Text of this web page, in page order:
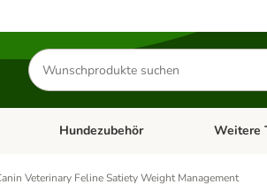
Produkte
suchen
Katzenzubehör
Kategorie-Menü öffnen: Hundefutter
Hundezubehör Weitere
Veterinary Feline Satiety Weight Management